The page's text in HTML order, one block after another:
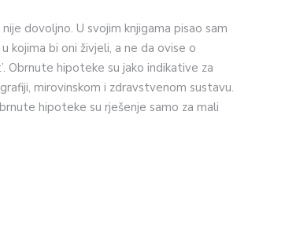
dovoljno. U svojim knjigama pisao sam
kojima bi oni živjeli, a ne da ovise o
Obrnute hipoteke su jako indikative za
mirovinskom i zdravstvenom sustavu.
hipoteke su rješenje samo za mali